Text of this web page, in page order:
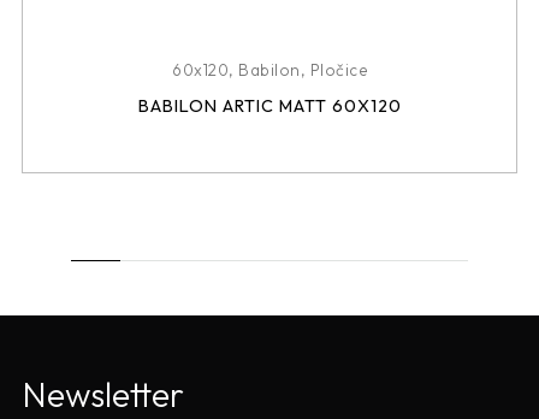
60x120, Babilon, Pločice
BABILON ARTIC MATT 60X120
Newsletter